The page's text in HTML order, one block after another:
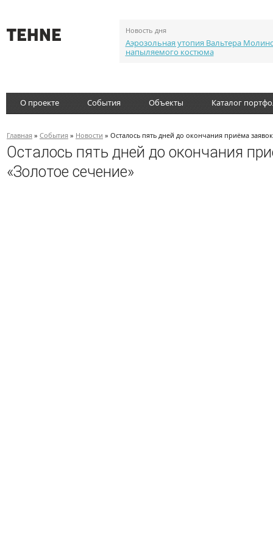
Новость дня
Аэрозольная утопия Вальтера
напыляемого костюма
О проекте События Объекты Каталог
Главная » События » Новости » Осталось пять дней до окончания приёма
Осталось пять дней до окончания
«Золотое сечение»